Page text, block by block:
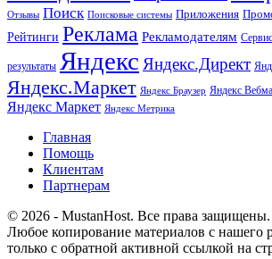
Отзывы Поиск Поисковые системы Приложения
Рейтинги Реклама Рекламодателям
результаты Яндекс Яндекс.Директ
Яндекс.Маркет Яндекс Браузер Яндекс
Яндекс Маркет Яндекс Метрика
Главная
Помощь
Клиентам
Партнерам
© 2026 - MustanHost. Все права защищены.
Любое копирование материалов с нашего
только с обратной активной ссылкой на